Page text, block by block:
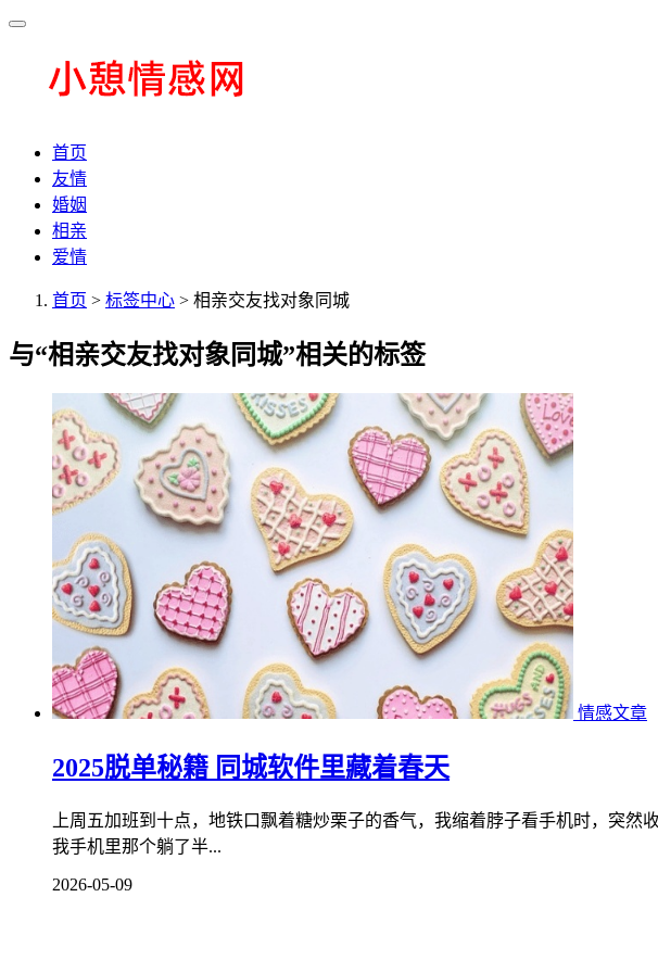
首页
友情
婚姻
相亲
爱情
首页 > 标签中心 > 相亲交友找对象同城
与“相亲交友找对象同城”相关的标签
情感文章
2025脱单秘籍 同城软件里藏着春天
上周五加班到十点，地铁口飘着糖炒栗子的香气，我缩着脖子看手机时，突
我手机里那个躺了半...
2026-05-09